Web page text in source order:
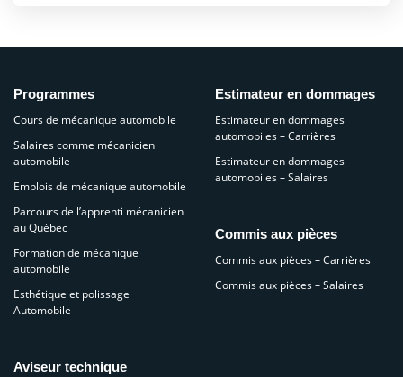
Programmes
Cours de mécanique automobile
Salaires comme mécanicien
automobile
Emplois de mécanique automobile
Parcours de l’apprenti mécanicien
au Québec
Formation de mécanique
automobile
Esthétique et polissage
Automobile
Aviseur technique
Estimateur en dommages
Estimateur en dommages
automobiles – Carrières
Estimateur en dommages
automobiles – Salaires
Commis aux pièces
Commis aux pièces – Carrières
Commis aux pièces – Salaires